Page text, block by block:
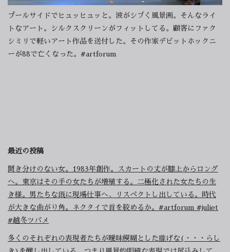
プールサイドでヒュッヒュッと。波がシブく風景画。そんなライ
トなアート。シルクスクリーンがフィットしてる。顧客にファク
シミリで軽いアート作品を送付した。その作家デビットホックニ
ーが88で亡くなった。#artforum
最近の投稿
聞き分けのない女。1983年創作。スカートの丈が膝上からロング
へ。東京はその手の女たちが増殖する。二極化された女たちの生
き様。男たちな既に現場仕事へ、リスペクトし出している。時代
が大きな曲がり角。ネクタイで首を絞めるか。#artforum #juliet
#越冬ツバメ
多くのそれぞれの表現者たちが曖昧模糊とした朧げな(・・・らし